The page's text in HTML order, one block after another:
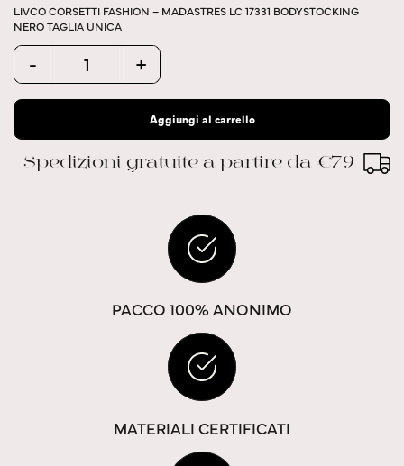
LIVCO CORSETTI FASHION – MADASTRES LC 17331 BODYSTOCKING
NERO TAGLIA UNICA
Quantity
- +
Aggiungi al carrello
Spedizioni gratuite a partire da €79
PACCO 100% ANONIMO
MATERIALI CERTIFICATI